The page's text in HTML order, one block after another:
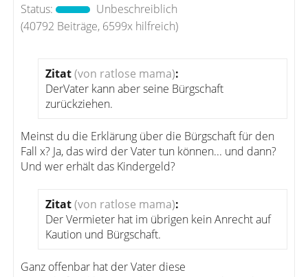
Status:
Unbeschreiblich
(40792 Beiträge, 6599x hilfreich)
Zitat(von ratlose mama):
DerVater kann aber seine Bürgschaft
zurückziehen.
Meinst du die Erklärung über die Bürgschaft für den
Fall x? Ja, das wird der Vater tun können... und dann?
Und wer erhält das Kindergeld?
Zitat(von ratlose mama):
Der Vermieter hat im übrigen kein Anrecht auf
Kaution und Bürgschaft.
Ganz offenbar hat der Vater diese